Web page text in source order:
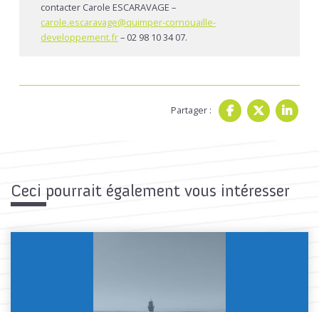
contacter Carole ESCARAVAGE –
carole.escaravage@quimper-cornouaille-
developpement.fr– 02 98 10 34 07.
Partager :
Ceci pourrait également vous intéresser